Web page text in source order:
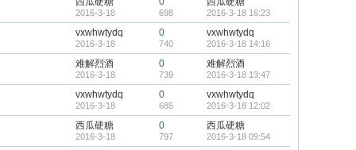
2016-3-18 698 2016-3-18 16:23
vxwhwtydq
2016-3-18
0
740
vxwhwtydq
2016-3-18 14:16
难解烈酒
2016-3-18
0
739
难解烈酒
2016-3-18 13:47
vxwhwtydq
2016-3-18
0
685
vxwhwtydq
2016-3-18 12:02
西瓜硬糖
2016-3-18
0
797
西瓜硬糖
2016-3-18 09:54